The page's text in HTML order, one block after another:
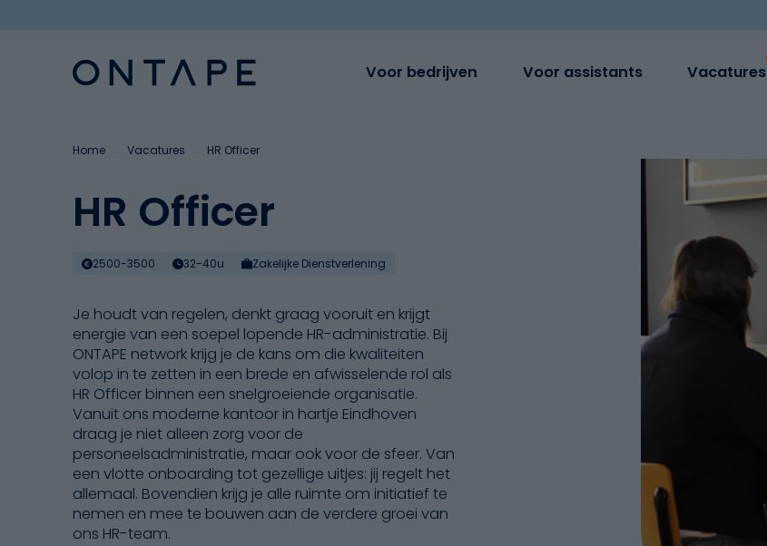
Voor bedrijven Voor assistants Vacatures
Home Vacatures HR Officer
HR Officer
2500-3500 32-40u Zakelijke Dienstverlening
Je houdt van regelen, denkt graag vooruit en krijgt
energie van een soepel lopende HR-administratie. Bij
ONTAPE network krijg je de kans om die kwaliteiten
volop in te zetten in een brede en afwisselende rol als
HR Officer binnen een snelgroeiende organisatie.
Vanuit ons moderne kantoor in hartje Eindhoven
draag je niet alleen zorg voor de
personeelsadministratie, maar ook voor de sfeer. Van
een vlotte onboarding tot gezellige uitjes: jij regelt het
allemaal. Bovendien krijg je alle ruimte om initiatief te
nemen en mee te bouwen aan de verdere groei van
ons HR-team.